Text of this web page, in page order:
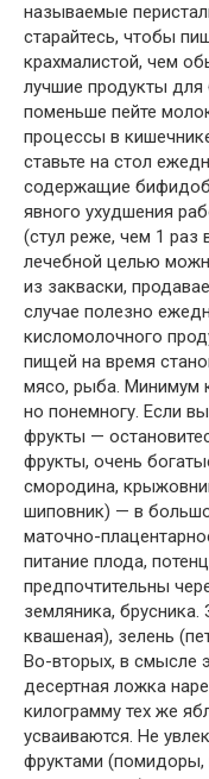
называемые
старайтесь, чтобы
крахмалистой, чем
лучшие продукты для
поменьше пейте
процессы в
ставьте на стол
содержащие
явного ухудшения
(стул реже, чем 1 раз
лечебной целью
из закваски,
случае полезно
кисломолочного
пищей на время
мясо, рыба. Минимум
но понемногу. Если
фрукты —
фрукты, очень
смородина,
шиповник) — в
маточно-
питание плода,
предпочтительны
земляника, брусника.
квашеная), зелень
Во-вторых, в смысле
десертная ложка
килограмму тех же
усваиваются. Не
фруктами (помидоры,